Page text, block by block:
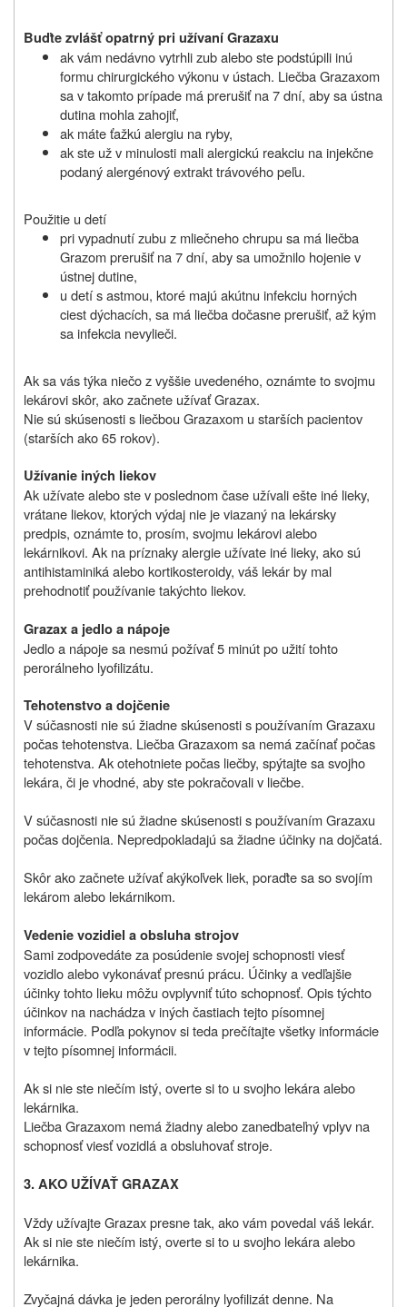
Buďte zvlášť opatrný pri užívaní Grazaxu
ak vám nedávno vytrhli zub alebo ste podstúpili inú
formu chirurgického výkonu v ústach. Liečba Grazaxom
sa v takomto prípade má prerušiť na 7 dní, aby sa ústna
dutina mohla zahojiť,
ak máte ťažkú alergiu na ryby,
ak ste už v minulosti mali alergickú reakciu na injekčne
podaný alergénový extrakt trávového peľu.
Použitie u detí
pri vypadnutí zubu z mliečneho chrupu sa má liečba
Grazom prerušiť na 7 dní, aby sa umožnilo hojenie v
ústnej dutine,
u detí s astmou, ktoré majú akútnu infekciu horných
ciest dýchacích, sa má liečba dočasne prerušiť, až kým
sa infekcia nevylieči.
Ak sa vás týka niečo z vyššie uvedeného, oznámte to svojmu
lekárovi skôr, ako začnete užívať Grazax.
Nie sú skúsenosti s liečbou Grazaxom u starších pacientov
(starších ako 65 rokov).
Užívanie iných liekov
Ak užívate alebo ste v poslednom čase užívali ešte iné lieky,
vrátane liekov, ktorých výdaj nie je viazaný na lekársky
predpis, oznámte to, prosím, svojmu lekárovi alebo
lekárnikovi. Ak na príznaky alergie užívate iné lieky, ako sú
antihistaminiká alebo kortikosteroidy, váš lekár by mal
prehodnotiť používanie takýchto liekov.
Grazax a jedlo a nápoje
Jedlo a nápoje sa nesmú požívať 5 minút po užití tohto
perorálneho lyofilizátu.
Tehotenstvo a dojčenie
V súčasnosti nie sú žiadne skúsenosti s používaním Grazaxu
počas tehotenstva. Liečba Grazaxom sa nemá začínať počas
tehotenstva. Ak otehotniete počas liečby, spýtajte sa svojho
lekára, či je vhodné, aby ste pokračovali v liečbe.
V súčasnosti nie sú žiadne skúsenosti s používaním Grazaxu
počas dojčenia. Nepredpokladajú sa žiadne účinky na dojčatá.
Skôr ako začnete užívať akýkoľvek liek, poraďte sa so svojím
lekárom alebo lekárnikom.
Vedenie vozidiel a obsluha strojov
Sami zodpovedáte za posúdenie svojej schopnosti viesť
vozidlo alebo vykonávať presnú prácu. Účinky a vedľajšie
účinky tohto lieku môžu ovplyvniť túto schopnosť. Opis týchto
účinkov na nachádza v iných častiach tejto písomnej
informácie. Podľa pokynov si teda prečítajte všetky informácie
v tejto písomnej informácii.
Ak si nie ste niečím istý, overte si to u svojho lekára alebo
lekárnika.
Liečba Grazaxom nemá žiadny alebo zanedbateľný vplyv na
schopnosť viesť vozidlá a obsluhovať stroje.
3.AKO UŽÍVAŤ GRAZAX
Vždy užívajte Grazax presne tak, ako vám povedal váš lekár.
Ak si nie ste niečím istý, overte si to u svojho lekára alebo
lekárnika.
Zvyčajná dávka je jeden perorálny lyofilizát denne. Na